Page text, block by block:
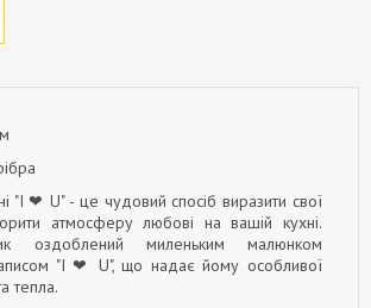
"I ❤ U" - це чудовий спосіб виразити свої
атмосферу любові на вашій кухні.
оздоблений миленьким малюнком
"I ❤ U", що надає йому особливої
тепла.